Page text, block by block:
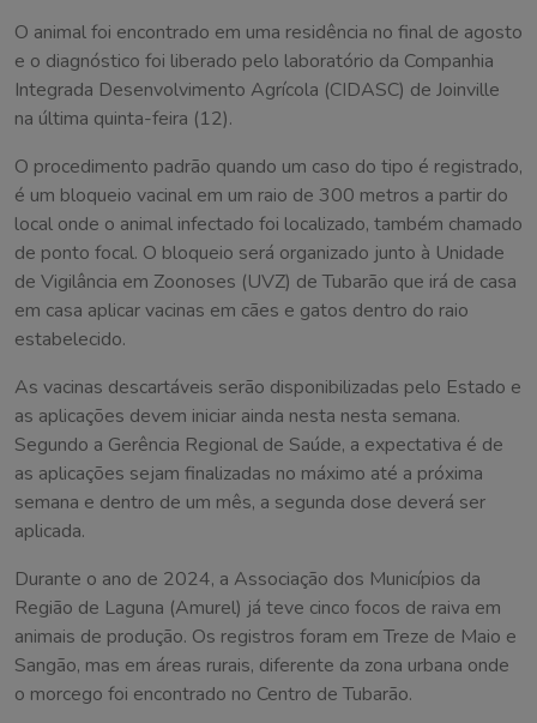
O animal foi encontrado em uma residência no final de agosto
e o diagnóstico foi liberado pelo laboratório da Companhia
Integrada Desenvolvimento Agrícola (CIDASC) de Joinville
na última quinta-feira (12).
O procedimento padrão quando um caso do tipo é registrado,
é um bloqueio vacinal em um raio de 300 metros a partir do
local onde o animal infectado foi localizado, também chamado
de ponto focal. O bloqueio será organizado junto à Unidade
de Vigilância em Zoonoses (UVZ) de Tubarão que irá de casa
em casa aplicar vacinas em cães e gatos dentro do raio
estabelecido.
As vacinas descartáveis serão disponibilizadas pelo Estado e
as aplicações devem iniciar ainda nesta nesta semana.
Segundo a Gerência Regional de Saúde, a expectativa é de
as aplicações sejam finalizadas no máximo até a próxima
semana e dentro de um mês, a segunda dose deverá ser
aplicada.
Durante o ano de 2024, a Associação dos Municípios da
Região de Laguna (Amurel) já teve cinco focos de raiva em
animais de produção. Os registros foram em Treze de Maio e
Sangão, mas em áreas rurais, diferente da zona urbana onde
o morcego foi encontrado no Centro de Tubarão.